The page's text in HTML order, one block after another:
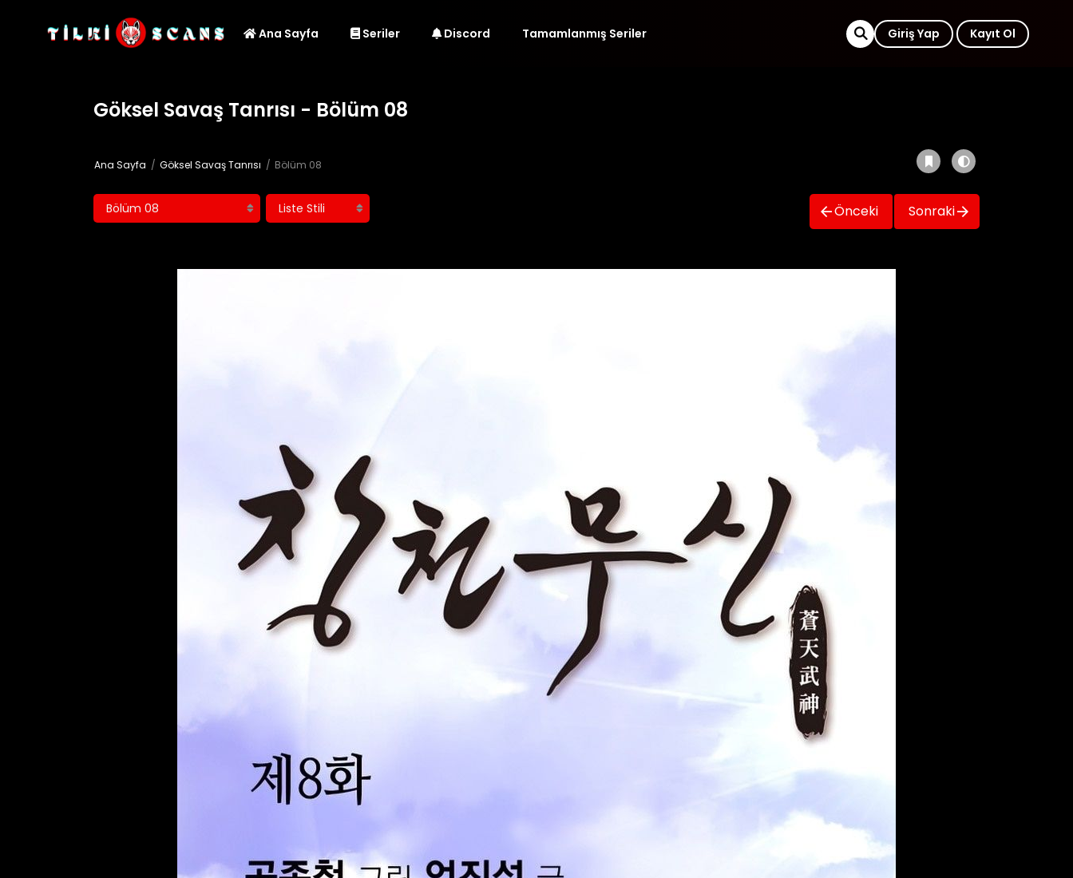
Ana Sayfa Seriler Discord Tamamlanmış Seriler Giriş Yap Kayıt Ol
Göksel Savaş Tanrısı - Bölüm 08
Ana Sayfa Göksel Savaş Tanrısı Bölüm 08
Önceki Sonraki